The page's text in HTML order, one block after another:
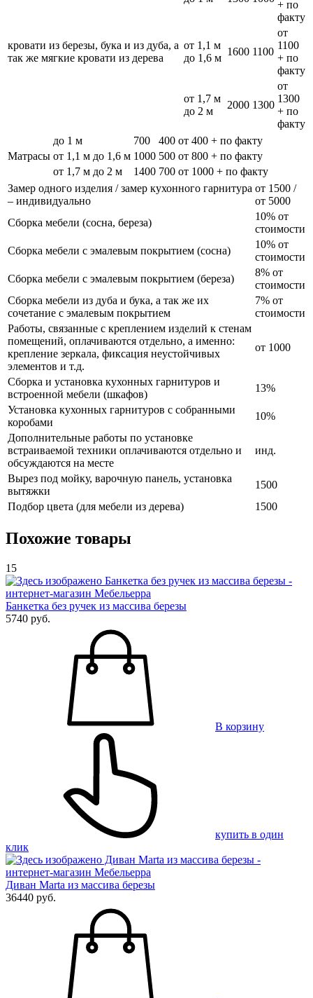
кровати из березы, бука и из дуба, а
так же мягкие кровати из дерева
+ по
факту
от 1,1 м
до 1,6 м
1600 1100
от
1100
+ по
факту
от 1,7 м
до 2 м
2000 1300
от
1300
+ по
факту
Матрасы
до 1 м 700 400 от 400 + по факту
от 1,1 м до 1,6 м 1000 500 от 800 + по факту
от 1,7 м до 2 м
1400 700 от 1000 + по факту
Замер одного изделия / замер кухонного гарнитура
– индивидуально
от 1500 /
от 5000
Сборка мебели (сосна, береза)
10% от
стоимости
Сборка мебели с эмалевым покрытием (сосна)
10% от
стоимости
Сборка мебели с эмалевым покрытием (береза)
8% от
стоимости
Сборка мебели из дуба и бука, а так же их
сочетание с эмалевым покрытием
7% от
стоимости
Работы, связанные с креплением изделий к стенам
помещений, оплачиваются отдельно, а именно:
крепление зеркала, фиксация неустойчивых
элементов и т.д.
от 1000
Сборка и установка кухонных гарнитуров и
встроенной мебели (шкафов)
13%
Установка кухонных гарнитуров с собранными
коробами
10%
Дополнительные работы по установке
встраиваемой техники оплачиваются отдельно и
обсуждаются на месте
инд.
Вырез под мойку, варочную панель, установка
вытяжки
1500
Подбор цвета (для мебели из дерева)
1500
Похожие товары
15
Банкетка без ручек из массива березы
5740 руб.
В корзину
купить в один
клик
Диван Marta из массива березы
36440 руб.